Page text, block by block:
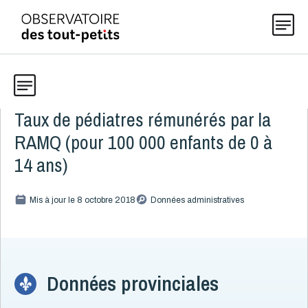
Thématiques
Explorer les données 0-5
Publications
À propos
Données
Toute la liste
Démographie
Développement
Taux de pédiatres rémunérés par la
RAMQ (pour 100 000 enfants de 0 à
14 ans)
Mis à jour le 8 octobre 2018 Données administratives
Données provinciales